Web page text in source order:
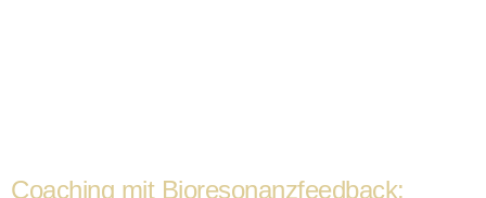
Coaching mit Bioresonanzfeedback: